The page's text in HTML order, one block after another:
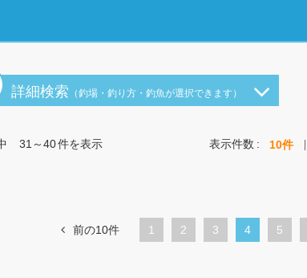
詳細検索 （釣場・釣り方・釣魚が選択できます）
31～40件を表示 表示件数 10件
前の10件 1
ペ
2
ペ
3
カ
4
ペ
5